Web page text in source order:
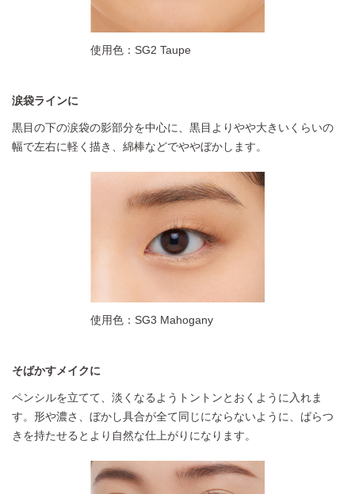
使用色：SG2 Taupe
涙袋ラインに
黒目の下の涙袋の影部分を中心に、黒目よりやや大きいくらいの
幅で左右に軽く描き、綿棒などでややぼかします。
使用色：SG3 Mahogany
そばかすメイクに
ペンシルを立てて、淡くなるようトントンとおくように入れま
す。形や濃さ、ぼかし具合が全て同じにならないように、ばらつ
きを持たせるとより自然な仕上がりになります。